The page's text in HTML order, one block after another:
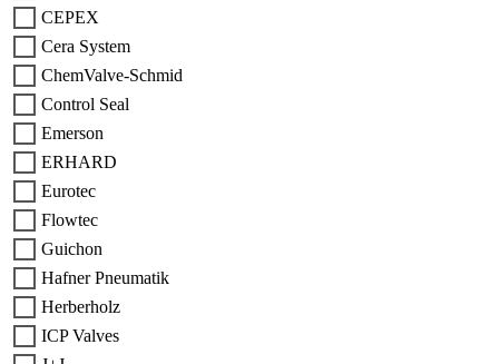
CEPEX
Cera System
ChemValve-Schmid
Control Seal
Emerson
ERHARD
Eurotec
Flowtec
Guichon
Hafner Pneumatik
Herberholz
ICP Valves